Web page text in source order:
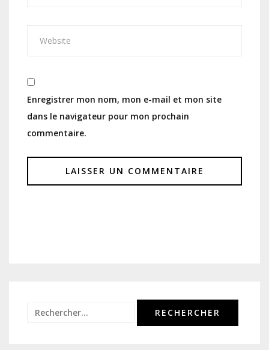
Enregistrer mon nom, mon e-mail et mon site
dans le navigateur pour mon prochain
commentaire.
Rechercher :